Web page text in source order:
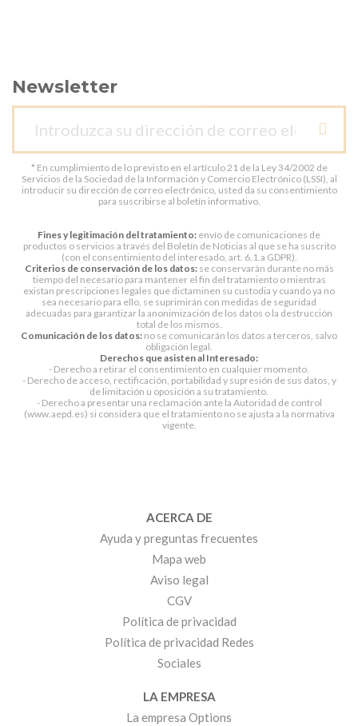
Newsletter
* En cumplimiento de lo previsto en el artículo 21 de la Ley 34/2002 de
Servicios de la Sociedad de la Información y Comercio Electrónico (LSSI), al
introducir su dirección de correo electrónico, usted da su consentimiento
para suscribirse al boletín informativo.
Fines y legitimación del tratamiento: envío de comunicaciones de
productos o servicios a través del Boletín de Noticias al que se ha suscrito
(con el consentimiento del interesado, art. 6.1.a GDPR).
Criterios de conservación de los datos:se conservarán durante no más
tiempo del necesario para mantener el fin del tratamiento o mientras
existan prescripciones legales que dictaminen su custodia y cuando ya no
sea necesario para ello, se suprimirán con medidas de seguridad
adecuadas para garantizar la anonimización de los datos o la destrucción
total de los mismos.
Comunicación de los datos: no se comunicarán los datos a terceros, salvo
obligación legal.
Derechos que asisten al Interesado:
- Derecho a retirar el consentimiento en cualquier momento.
- Derecho de acceso, rectificación, portabilidad y supresión de sus datos, y
de limitación u oposición a su tratamiento.
- Derecho a presentar una reclamación ante la Autoridad de control
(www.aepd.es) si considera que el tratamiento no se ajusta a la normativa
vigente.
ACERCA DE
Ayuda y preguntas frecuentes
Mapa web
Aviso legal
CGV
Política de privacidad
Política de privacidad Redes
Sociales
LA EMPRESA
La empresa Options